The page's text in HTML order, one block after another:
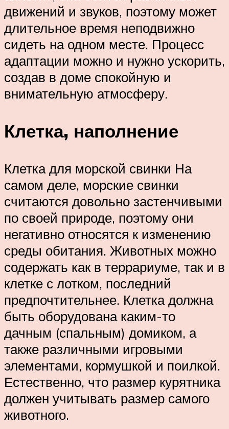
движений и звуков, поэтому может
длительное время неподвижно
сидеть на одном месте. Процесс
адаптации можно и нужно ускорить,
создав в доме спокойную и
внимательную атмосферу.
Клетка, наполнение
Клетка для морской свинки На
самом деле, морские свинки
считаются довольно застенчивыми
по своей природе, поэтому они
негативно относятся к изменению
среды обитания. Животных можно
содержать как в террариуме, так и в
клетке с лотком, последний
предпочтительнее. Клетка должна
быть оборудована каким-то
дачным (спальным) домиком, а
также различными игровыми
элементами, кормушкой и поилкой.
Естественно, что размер курятника
должен учитывать размер самого
животного.